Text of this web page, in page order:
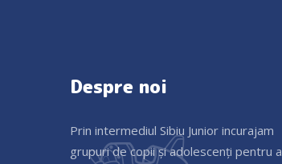
Despre noi
Prin intermediul Sibiu Junior incurajam
grupuri de copii și adolescenți pentru a